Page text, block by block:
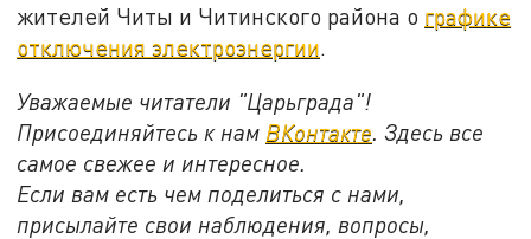
жителей Читы и Читинского района о графике
отключения электроэнергии.
Уважаемые читатели "Царьграда"!
Присоединяйтесь к нам ВКонтакте . Здесь все
самое свежее и интересное.
Если вам есть чем поделиться с нами,
присылайте свои наблюдения, вопросы,